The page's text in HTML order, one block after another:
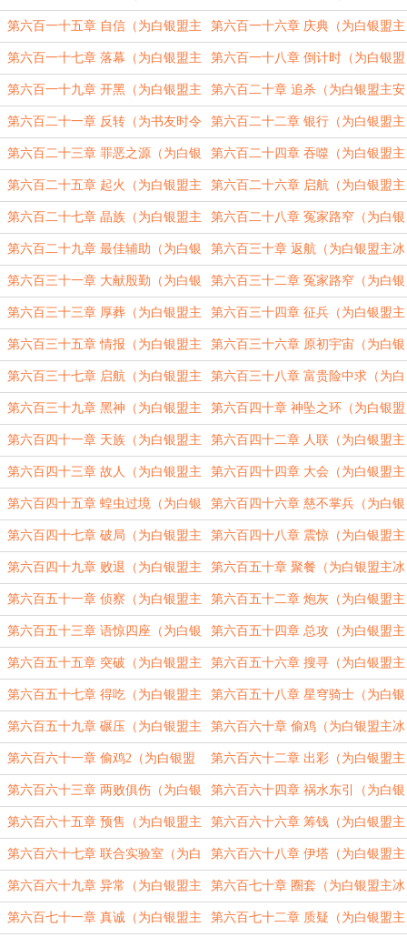
安京元加更）（四合一） 安京元加更）（四合一）
第六百一十五章 自信（为白银盟主
安京元加更）（四合一）
第六百一十六章 庆典（为白银盟主
安京元加更）（四合一）
第六百一十七章 落幕（为白银盟主
安京元加更）（四合一）
第六百一十八章 倒计时（为白银盟
主安京元加更）（四合一）
第六百一十九章 开黑（为白银盟主
安京元加更）（四合一）
第六百二十章 追杀（为白银盟主安
京元加更）（四合一）
第六百二十一章 反转（为书友时令
四季加更）（四合一）
第六百二十二章 银行（为白银盟主
冰衫沐雪加更）（四合一）
第六百二十三章 罪恶之源（为白银
盟主冰衫沐雪加更）（四合一）
第六百二十四章 吞噬（为白银盟主
冰衫沐雪加更）（四合一）
第六百二十五章 起火（为白银盟主
冰衫沐雪加更）（四合一）
第六百二十六章 启航（为白银盟主
冰衫沐雪加更）（四合一）
第六百二十七章 晶族（为白银盟主
冰衫沐雪加更）（四合一）
第六百二十八章 冤家路窄（为白银
盟主冰衫沐雪加更）（四合一）
第六百二十九章 最佳辅助（为白银
盟主冰衫沐雪加更）（四合一）
第六百三十章 返航（为白银盟主冰
衫沐雪加更）（四合一）
第六百三十一章 大献殷勤（为白银
盟主冰衫沐雪加更）（四合一）
第六百三十二章 冤家路窄（为白银
盟主冰衫沐雪加更）（四合一）
第六百三十三章 厚葬（为白银盟主
冰衫沐雪加更）（四合一）
第六百三十四章 征兵（为白银盟主
冰衫沐雪加更）（四合一）
第六百三十五章 情报（为白银盟主
冰衫沐雪加更）（四合一）
第六百三十六章 原初宇宙（为白银
盟主冰衫沐雪加更）（四合一）
第六百三十七章 启航（为白银盟主
冰衫沐雪加更）（四合一）
第六百三十八章 富贵险中求（为白
银盟主冰衫沐雪加更）（四合一）
第六百三十九章 黑神（为白银盟主
冰衫沐雪加更）（四合一）
第六百四十章 神坠之环（为白银盟
主冰衫沐雪加更）（四合一）
第六百四十一章 天族（为白银盟主
冰衫沐雪加更）（四合一）
第六百四十二章 人联（为白银盟主
冰衫沐雪加更）（四合一）
第六百四十三章 故人（为白银盟主
冰衫沐雪加更）（四合一）
第六百四十四章 大会（为白银盟主
冰衫沐雪加更）（四合一）
第六百四十五章 蝗虫过境（为白银
盟主冰衫沐雪加更）（四合一）
第六百四十六章 慈不掌兵（为白银
盟主冰衫沐雪加更）（四合一）
第六百四十七章 破局（为白银盟主
冰衫沐雪加更）（四合一）
第六百四十八章 震惊（为白银盟主
冰衫沐雪加更）（四合一）
第六百四十九章 败退（为白银盟主
冰衫沐雪加更）（四合一）
第六百五十章 聚餐（为白银盟主冰
衫沐雪加更）（四合一）
第六百五十一章 侦察（为白银盟主
冰衫沐雪加更）（四合一）
第六百五十二章 炮灰（为白银盟主
冰衫沐雪加更）（四合一）
第六百五十三章 语惊四座（为白银
盟主冰衫沐雪加更）（四合一）
第六百五十四章 总攻（为白银盟主
冰衫沐雪加更）（四合一）
第六百五十五章 突破（为白银盟主
冰衫沐雪加更）（四合一）
第六百五十六章 搜寻（为白银盟主
冰衫沐雪加更）（四合一）
第六百五十七章 得吃（为白银盟主
冰衫沐雪加更）（四合一）
第六百五十八章 星穹骑士（为白银
盟主冰衫沐雪加更）（四合一）
第六百五十九章 碾压（为白银盟主
冰衫沐雪加更）（四合一）
第六百六十章 偷鸡（为白银盟主冰
衫沐雪加更）（四合一）
第六百六十一章 偷鸡2（为白银盟
主冰衫沐雪加更）（四合一）
第六百六十二章 出彩（为白银盟主
冰衫沐雪加更）（四合一）
第六百六十三章 两败俱伤（为白银
盟主冰衫沐雪加更）（四合一）
第六百六十四章 祸水东引（为白银
盟主冰衫沐雪加更）（四合一）
第六百六十五章 预售（为白银盟主
冰衫沐雪加更）（四合一）
第六百六十六章 筹钱（为白银盟主
冰衫沐雪加更）（四合一）
第六百六十七章 联合实验室（为白
银盟主冰衫沐雪加更）（四合一）
第六百六十八章 伊塔（为白银盟主
冰衫沐雪加更）（四合一）
第六百六十九章 异常（为白银盟主
冰衫沐雪加更）（四合一）
第六百七十章 圈套（为白银盟主冰
衫沐雪加更）（四合一）
第六百七十一章 真诚（为白银盟主 第六百七十二章 质疑（为白银盟主